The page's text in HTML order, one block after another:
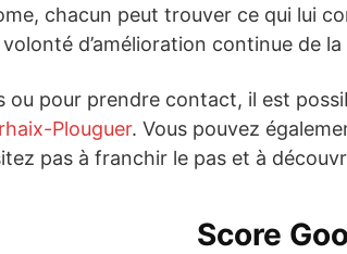
chacun peut trouver ce qui lui
d’amélioration continue de la
ou pour prendre contact, il est
Plouguer. Vous pouvez
pas à franchir le pas et à
Score